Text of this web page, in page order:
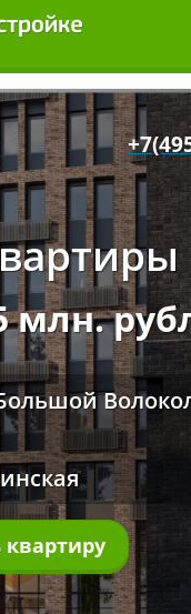
млн.